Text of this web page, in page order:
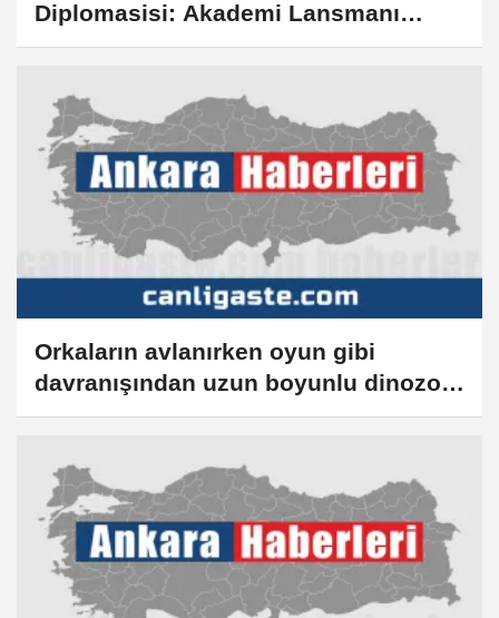
Diplomasisi: Akademi Lansmanı
düzenleyecek
Orkaların avlanırken oyun gibi
davranışından uzun boyunlu dinozor
türü keşfine temmuzun bilimsel